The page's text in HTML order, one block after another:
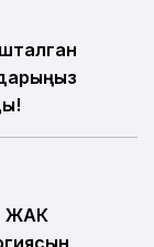
ЖАК